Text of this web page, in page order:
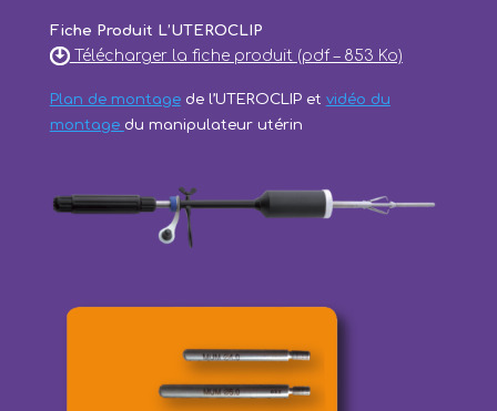
Fiche Produit L’UTEROCLIP
Télécharger la fiche produit (pdf – 853 Ko)
Plan de montage de l’UTEROCLIP et vidéo du
montage du manipulateur utérin